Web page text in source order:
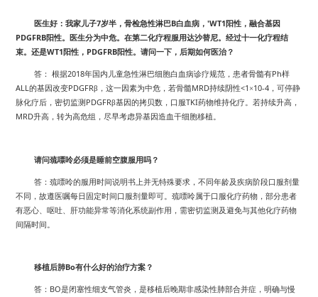
医生好：我家儿子7岁半，骨检急性淋巴B白血病， 'WT1 阳性，融合基因
PDGFRB阳性。医生分为中危。在第二化疗程服用达沙替尼。经过十一化疗程结
束。还是WT1 阳性， PDGFRB阳性。请问一下，后期如何医治？
答： 根据2018年国内儿童急性淋巴细胞白血病诊疗规范，患者骨髓有Ph样
ALL 的基因改变PDGFRβ，这一因素为中危，若骨髓MRD持续阴性<1 ×10-4 ，可停静
脉化疗后，密切监测 PDGFRβ基因的拷贝数，口服TKI药物维持化疗。若持续升高，
MRD升高，转为高危组，尽早考虑异基因造血干细胞移植。
请问巯嘌呤必须是睡前空腹服用吗？
答：巯嘌呤的服用时间说明书上并无特殊要求，不同年龄及疾病阶段口服剂量
不同，故遵医嘱每日固定时间口服剂量即可。巯嘌呤属于口服化疗药物，部分患者
有恶心、呕吐、肝功能异常等消化系统副作用，需密切监测及避免与其他化疗药物
间隔时间。
移植后肺Bo有什么好的治疗方案？
答： BO是闭塞性细支气管炎，是移植后晚期非感染性肺部合并症，明确与慢